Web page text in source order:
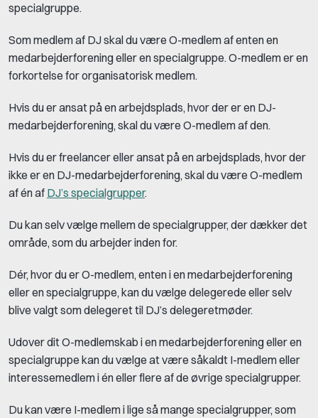
specialgruppe.
Som medlem af DJ skal du være O-medlem af enten en
medarbejderforening eller en specialgruppe. O-medlem er en
forkortelse for organisatorisk medlem.
Hvis du er ansat på en arbejdsplads, hvor der er en DJ-
medarbejderforening, skal du være O-medlem af den.
Hvis du er freelancer eller ansat på en arbejdsplads, hvor der
ikke er en DJ-medarbejderforening, skal du være O-medlem
af én af DJ’s specialgrupper.
Du kan selv vælge mellem de specialgrupper, der dækker det
område, som du arbejder inden for.
Dér, hvor du er O-medlem, enten i en medarbejderforening
eller en specialgruppe, kan du vælge delegerede eller selv
blive valgt som delegeret til DJ’s delegeretmøder.
Udover dit O-medlemskab i en medarbejderforening eller en
specialgruppe kan du vælge at være såkaldt I-medlem eller
interessemedlem i én eller flere af de øvrige specialgrupper.
Du kan være I-medlem i lige så mange specialgrupper, som